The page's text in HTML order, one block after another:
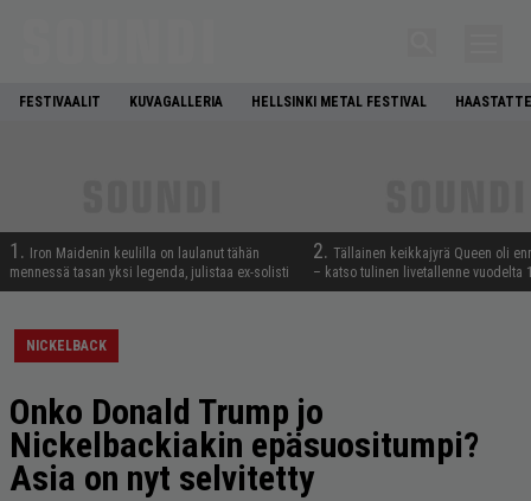
FESTIVAALIT KUVAGALLERIA HELLSINKI METAL FESTIVAL
1.
Iron Maidenin keulilla on laulanut tähän
mennessä tasan yksi legenda, julistaa ex-solisti
2. Tällainen keikkajyrä Queen oli
– katso tulinen livetallenne vuodelta
NICKELBACK
Onko Donald Trump jo
Nickelbackiakin epäsuositumpi?
Asia on nyt selvitetty